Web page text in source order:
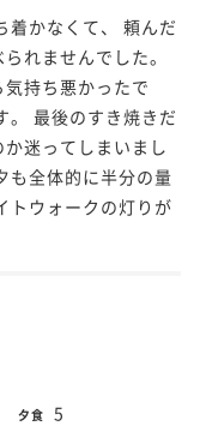
着かなくて、 頼んだ
れませんでした。
持ち悪かったで
。 最後のすき焼きだ
迷ってしまいまし
も全体的に半分の量
トウォークの灯りが
夕食 5